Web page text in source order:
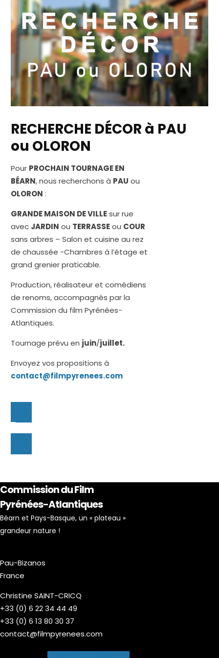
RECHERCHE DÉCOR à PAU
ou OLORON
Pour PROCHAIN TOURNAGE EN
BÉARN, nous recherchons à PAU ou
OLORON :
GRANDE MAISON DE VILLEsur rue
avec JARDIN ou TERRASSEou COUR
sans arbres – Salon et cuisine au rez
de chaussée -Chambres à l’étage et
grand grenier praticable.
Production, réalisateur et comédiens
de renoms, accompagnés par la
Commission du film Pyrénées-
Atlantiques.
Tournage prévu en juin/juillet.
Envoyez vos propositions à
contact@filmpyrenees.com
Commission du Film
Pyrénées-Atlantiques
Béarn et Pays-Basque, un « plateau »
grandeur nature !
Pau-Bizanos
France
Christine SAINT-CRICQ
+33 (0) 6 22 34 44 49
+33 (0) 6 13 80 30 37
contact@filmpyrenees.com